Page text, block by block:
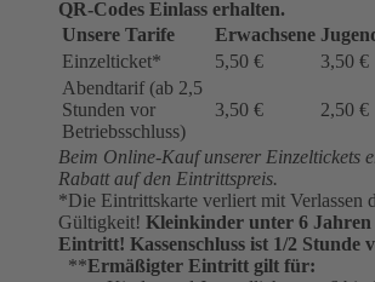
QR-Codes Einlass erhalten.
Unsere Tarife
Erwachsene
Einzelticket*
5,50 €
3,50 €
Abendtarif (ab 2,5
Stunden vor
Betriebsschluss)
3,50 € 2,50 €
Beim Online-Kauf unserer Einzeltickets
Rabatt auf den Eintrittspreis.
*Die Eintrittskarte verliert mit Verlassen
Gültigkeit! Kleinkinder unter 6 Jahren
Eintritt! Kassenschluss ist 1/2 Stunde
**Ermäßigter Eintritt gilt für: